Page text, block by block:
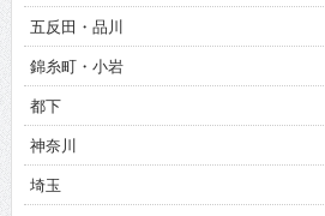
錦糸町・小岩
都下
神奈川
埼玉
千葉
茨城